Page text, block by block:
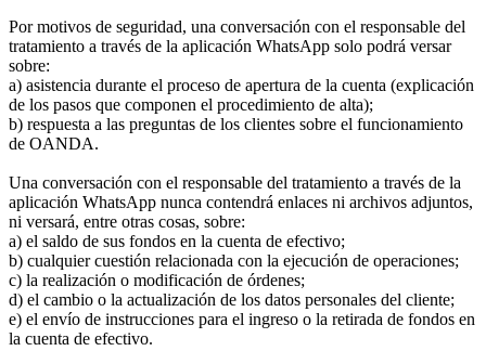
Por motivos de seguridad, una conversación con el responsable del
tratamiento a través de la aplicación WhatsApp solo podrá versar
sobre:
a) asistencia durante el proceso de apertura de la cuenta (explicación
de los pasos que componen el procedimiento de alta);
b) respuesta a las preguntas de los clientes sobre el funcionamiento
de OANDA.
Una conversación con el responsable del tratamiento a través de la
aplicación WhatsApp nunca contendrá enlaces ni archivos adjuntos,
ni versará, entre otras cosas, sobre:
a) el saldo de sus fondos en la cuenta de efectivo;
b) cualquier cuestión relacionada con la ejecución de operaciones;
c) la realización o modificación de órdenes;
d) el cambio o la actualización de los datos personales del cliente;
e) el envío de instrucciones para el ingreso o la retirada de fondos en
la cuenta de efectivo.